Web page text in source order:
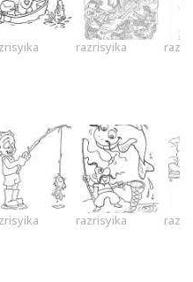
razrisyika
razrisyika